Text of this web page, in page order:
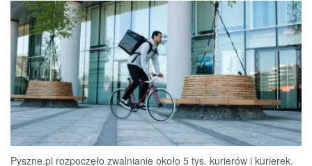
Pyszne.pl rozpoczęło zwalnianie około 5 tys. kurierów i kurierek.